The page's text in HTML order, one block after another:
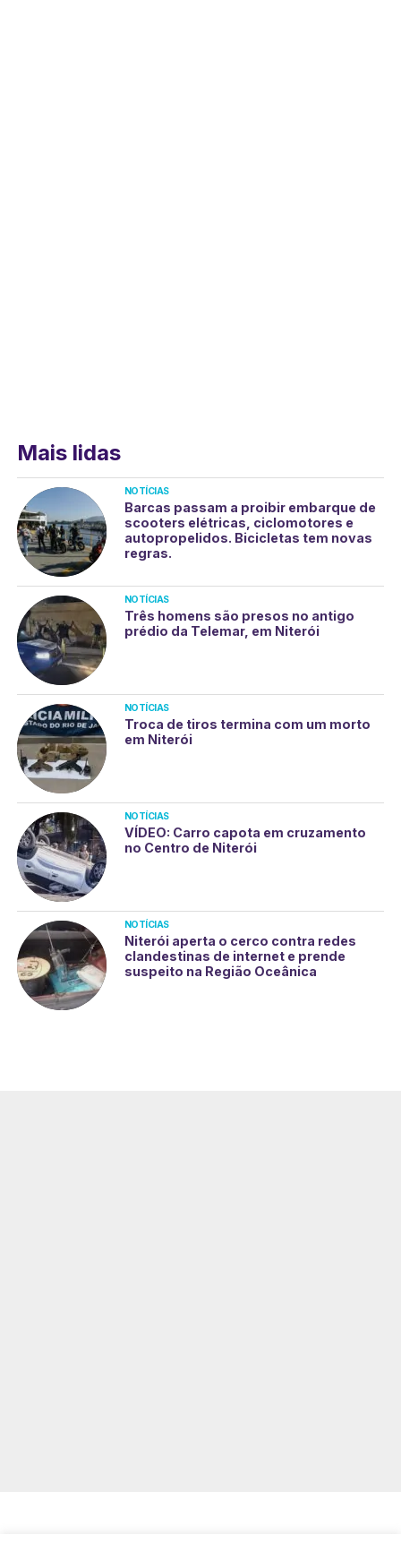
Mais lidas
NOTÍCIAS
Barcas passam a proibir embarque de
scooters elétricas, ciclomotores e
autopropelidos. Bicicletas tem novas
regras.
NOTÍCIAS
Três homens são presos no antigo
prédio da Telemar, em Niterói
NOTÍCIAS
Troca de tiros termina com um morto
em Niterói
NOTÍCIAS
VÍDEO: Carro capota em cruzamento
no Centro de Niterói
NOTÍCIAS
Niterói aperta o cerco contra redes
clandestinas de internet e prende
suspeito na Região Oceânica